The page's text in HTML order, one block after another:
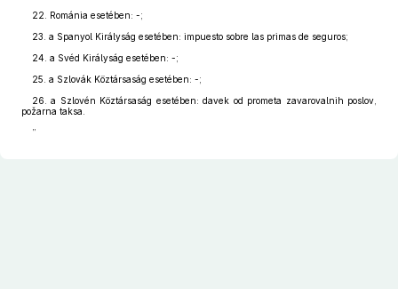
22. Románia esetében: -;
23. a Spanyol Királyság esetében: impuesto sobre las primas de seguros;
24. a Svéd Királyság esetében: -;
25. a Szlovák Köztársaság esetében: -;
26. a Szlovén Köztársaság esetében: davek od prometa zavarovalnih poslov,
požarna taksa.
”